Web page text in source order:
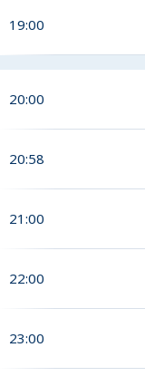
19:00
20:00
20:58
21:00
22:00
23:00